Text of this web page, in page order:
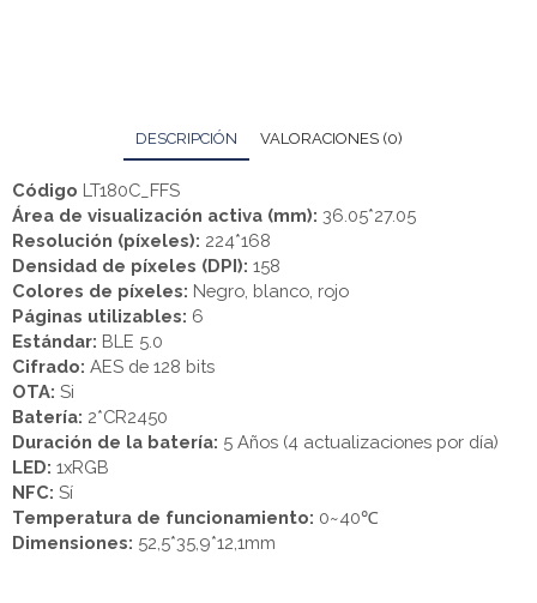
DESCRIPCIÓN VALORACIONES (0)
Código LT180C_FFS
Área de visualización activa (mm): 36.05*27.05
Resolución (píxeles): 224*168
Densidad de píxeles (DPI): 158
Colores de píxeles: Negro, blanco, rojo
Páginas utilizables: 6
Estándar: BLE 5.0
Cifrado: AES de 128 bits
OTA: Si
Batería: 2*CR2450
Duración de la batería: 5 Años (4 actualizaciones por día)
LED: 1xRGB
NFC: Sí
Temperatura de funcionamiento: 0~40℃
Dimensiones: 52,5*35,9*12,1mm